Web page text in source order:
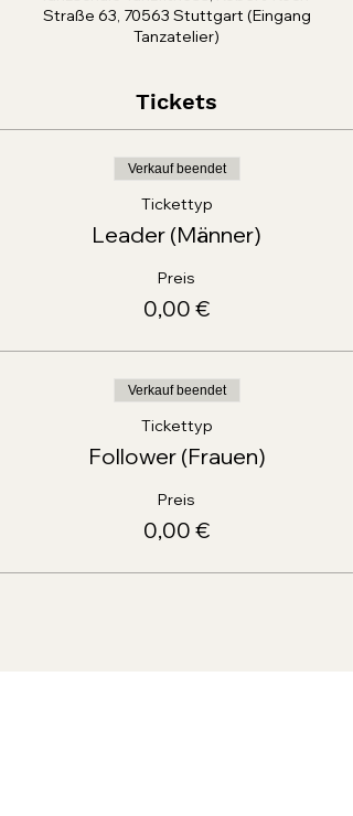
Straße 63, 70563 Stuttgart (Eingang
Tanzatelier)
Tickets
Verkauf beendet
Tickettyp
Leader (Männer)
Preis
0,00 €
Verkauf beendet
Tickettyp
Follower (Frauen)
Preis
0,00 €